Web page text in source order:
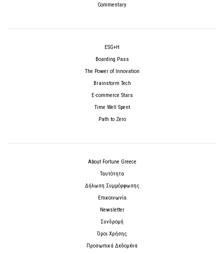
Commentary
ESG+H
Boarding Pass
The Power of Innovation
Brainstorm Tech
E-commerce Stars
Time Well Spent
Path to Zero
About Fortune Greece
Ταυτότητα
Δήλωση Συμμόρφωσης
Επικοινωνία
Newsletter
Συνδρομή
Όροι Χρήσης
Προσωπικά Δεδομένα